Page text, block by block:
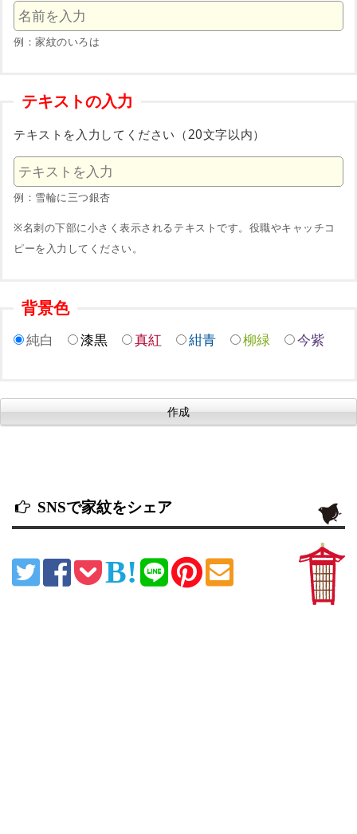
例：家紋のいろは
テキストの入力
テキストを入力してください（20文字以内）
例：雪輪に三つ銀杏
※名刺の下部に小さく表示されるテキストです。役職やキャッチコ
ピーを入力してください。
背景色
純白 漆黒 真紅 紺青 柳緑 今紫
SNSで家紋をシェア